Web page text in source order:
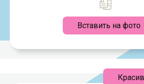
Вставить на фото